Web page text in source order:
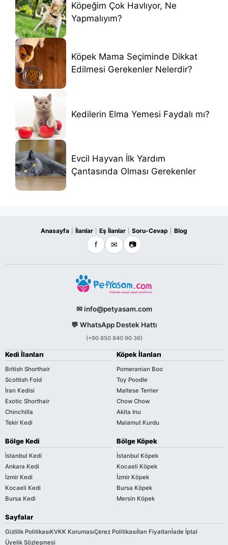
Köpeğim Çok Havlıyor, Ne
Yapmalıyım?
Köpek Mama Seçiminde Dikkat
Edilmesi Gerekenler Nelerdir?
Kedilerin Elma Yemesi Faydalı mı?
Evcil Hayvan İlk Yardım
Çantasında Olması Gerekenler
Anasayfa İlanlar Eş İlanlar Soru-Cevap Blog
f ✉ 📷
✉ info@petyasam.com
💬 WhatsApp Destek Hattı
(+90 850 840 90 36)
Kedi İlanları
British Shorthair
Scottish Fold
İran Kedisi
Exotic Shorthair
Chinchilla
Tekir Kedi
Köpek İlanları
Pomeranian Boo
Toy Poodle
Maltese Terrier
Chow Chow
Akita Inu
Malamut Kurdu
Bölge Kedi
İstanbul Kedi
Ankara Kedi
İzmir Kedi
Kocaeli Kedi
Bursa Kedi
Bölge Köpek
İstanbul Köpek
Kocaeli Köpek
İzmir Köpek
Bursa Köpek
Mersin Köpek
Sayfalar
Gizlilik PolitikasıKVKK KorumasıÇerez Politikasıİlan Fiyatlarıİade İptal
Üyelik Sözleşmesi